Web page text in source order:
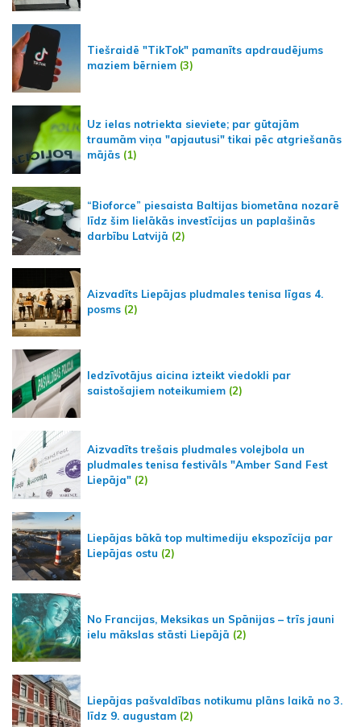
Tiešraidē "TikTok" pamanīts apdraudējums
maziem bērniem (3)
Uz ielas notriekta sieviete; par gūtajām
traumām viņa "apjautusi" tikai pēc atgriešanās
mājās (1)
“Bioforce” piesaista Baltijas biometāna nozarē
līdz šim lielākās investīcijas un paplašinās
darbību Latvijā (2)
Aizvadīts Liepājas pludmales tenisa līgas 4.
posms (2)
Iedzīvotājus aicina izteikt viedokli par
saistošajiem noteikumiem (2)
Aizvadīts trešais pludmales volejbola un
pludmales tenisa festivāls "Amber Sand Fest
Liepāja" (2)
Liepājas bākā top multimediju ekspozīcija par
Liepājas ostu (2)
No Francijas, Meksikas un Spānijas – trīs jauni
ielu mākslas stāsti Liepājā (2)
Liepājas pašvaldības notikumu plāns laikā no 3.
līdz 9. augustam (2)